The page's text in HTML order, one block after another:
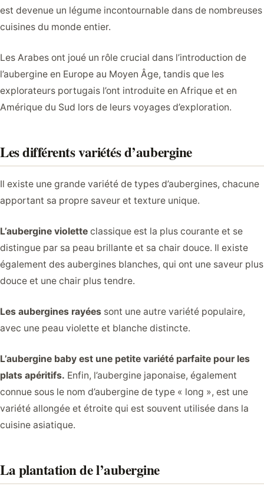
est devenue un légume incontournable dans de nombreuses
cuisines du monde entier.
Les Arabes ont joué un rôle crucial dans l’introduction de
l’aubergine en Europe au Moyen Âge, tandis que les
explorateurs portugais l’ont introduite en Afrique et en
Amérique du Sud lors de leurs voyages d’exploration.
Les différents variétés d’aubergine
Il existe une grande variété de types d’aubergines, chacune
apportant sa propre saveur et texture unique.
L’aubergine violette classique est la plus courante et se
distingue par sa peau brillante et sa chair douce. Il existe
également des aubergines blanches, qui ont une saveur plus
douce et une chair plus tendre.
Les aubergines rayées sont une autre variété populaire,
avec une peau violette et blanche distincte.
L’aubergine baby est une petite variété parfaite pour les
plats apéritifs. Enfin, l’aubergine japonaise, également
connue sous le nom d’aubergine de type « long », est une
variété allongée et étroite qui est souvent utilisée dans la
cuisine asiatique.
La plantation de l’aubergine